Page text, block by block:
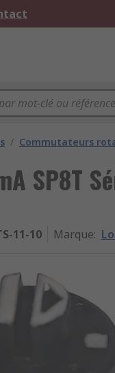
/ Commutateurs
SP8T
11-10 Marque: